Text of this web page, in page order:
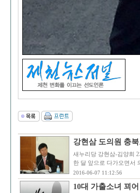
강현삼 도의원 충
새누리당 강현삼-김양희
한 달 앞으로 다가오면서
2016-06-07 11:12:56
10대 가출소녀 꾀